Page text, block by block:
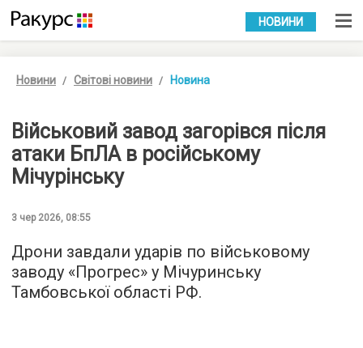
УКР РУС
НОВИНИ
Новини Світові новини Новина
Військовий завод загорівся після
атаки БпЛА в російському
Мічурінську
3 чер 2026, 08:55
Дрони завдали ударів по військовому
заводу «Прогрес» у Мічуринську
Тамбовської області РФ.